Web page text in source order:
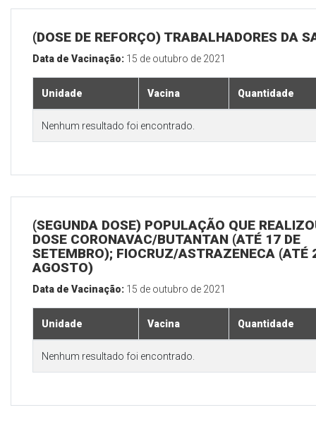
(DOSE DE REFORÇO) TRABALHADORES DA
Data de Vacinação: 15 de outubro de 2021
Unidade Vacina Quantidade
Nenhum resultado foi encontrado.
(SEGUNDA DOSE) POPULAÇÃO QUE
DOSE CORONAVAC/BUTANTAN (ATÉ 17 DE
SETEMBRO); FIOCRUZ/ASTRAZENECA (ATÉ
AGOSTO)
Data de Vacinação: 15 de outubro de 2021
Unidade Vacina Quantidade
Nenhum resultado foi encontrado.